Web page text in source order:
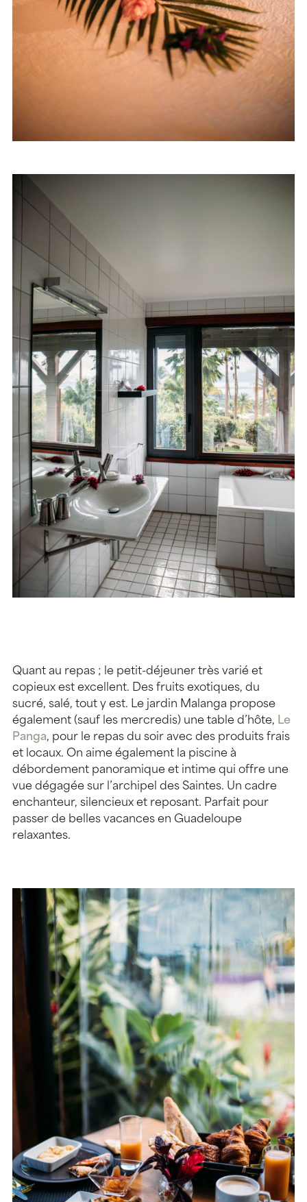
Quant au repas ; le petit-déjeuner très varié et
copieux est excellent. Des fruits exotiques, du
sucré, salé, tout y est. Le jardin Malanga propose
également (sauf les mercredis) une table d’hôte, Le
Panga, pour le repas du soir avec des produits frais
et locaux. On aime également la piscine à
débordement panoramique et intime qui offre une
vue dégagée sur l’archipel des Saintes. Un cadre
enchanteur, silencieux et reposant. Parfait pour
passer de belles vacances en Guadeloupe
relaxantes.